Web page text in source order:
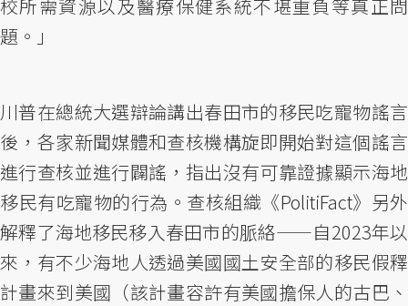
校所需資源以及醫療保健系統不堪重負等真正問
題。」
川普在總統大選辯論講出春田市的移民吃寵物謠言
後，各家新聞媒體和查核機構旋即開始對這個謠言
進行查核並進行闢謠，指出沒有可靠證據顯示海地
移民有吃寵物的行為。查核組織《PolitiFact》另外
解釋了海地移民移入春田市的脈絡——自2023年以
來，有不少海地人透過美國國土安全部的移民假釋
計畫來到美國（該計畫容許有美國擔保人的古巴、